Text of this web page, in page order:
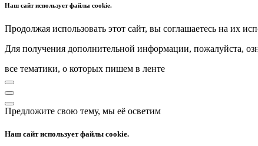
Наш сайт использует файлы cookie.
Продолжая использовать этот сайт, вы соглашаетесь на их
Для получения дополнительной информации, пожалуйста,
все тематики, о которых пишем в ленте
Предложите свою тему, мы её осветим
Наш сайт использует файлы cookie.